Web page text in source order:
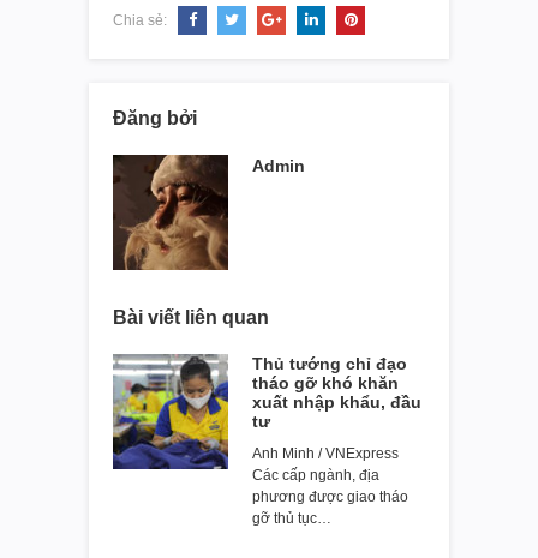
Chia sẻ:
Đăng bởi
Admin
Bài viết liên quan
Thủ tướng chỉ đạo
tháo gỡ khó khăn
xuất nhập khẩu, đầu
tư
Anh Minh / VNExpress
Các cấp ngành, địa
phương được giao tháo
gỡ thủ tục…